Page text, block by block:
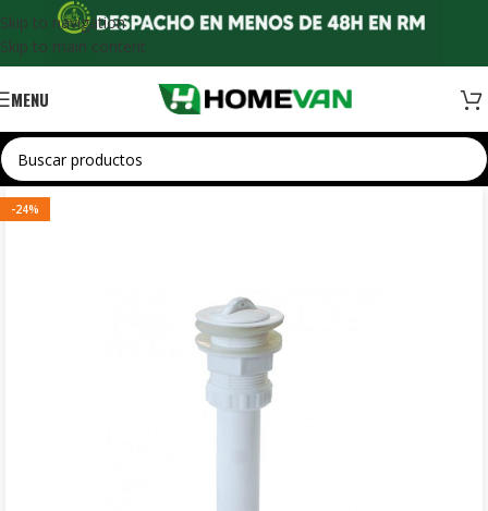
Skip to navigation
Skip to main content
MENU
-24%